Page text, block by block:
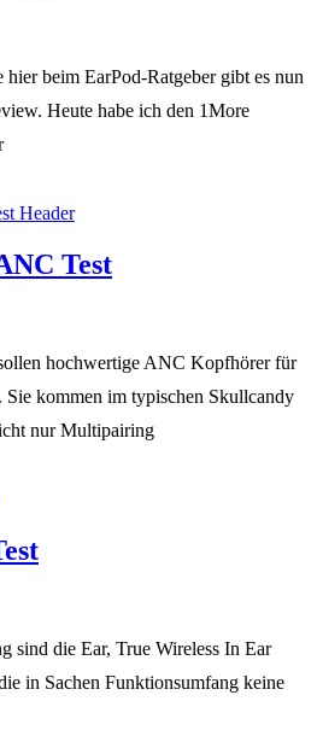
beim EarPod-Ratgeber gibt es nun
Heute habe ich den 1More
Test
hochwertige ANC Kopfhörer für
Sie kommen im typischen Skullcandy
nur Multipairing
sind die Ear, True Wireless In Ear
in Sachen Funktionsumfang keine